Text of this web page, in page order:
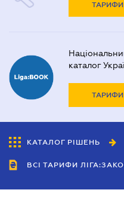
ТАРИФИ
каталог
ТАРИФИ
КАТАЛОГ РІШЕНЬ
ВСІ ТАРИФИ